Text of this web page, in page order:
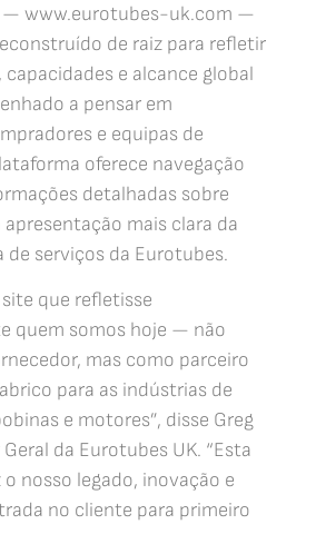
— www.eurotubes-uk.com —
de raiz para refletir
capacidades e alcance global
a pensar em
e equipas de
oferece navegação
detalhadas sobre
mais clara da
de serviços da Eurotubes.
que refletisse
quem somos hoje — não
mas como parceiro
para as indústrias de
e motores”, disse Greg
da Eurotubes UK. “Esta
nosso legado, inovação e
no cliente para primeiro